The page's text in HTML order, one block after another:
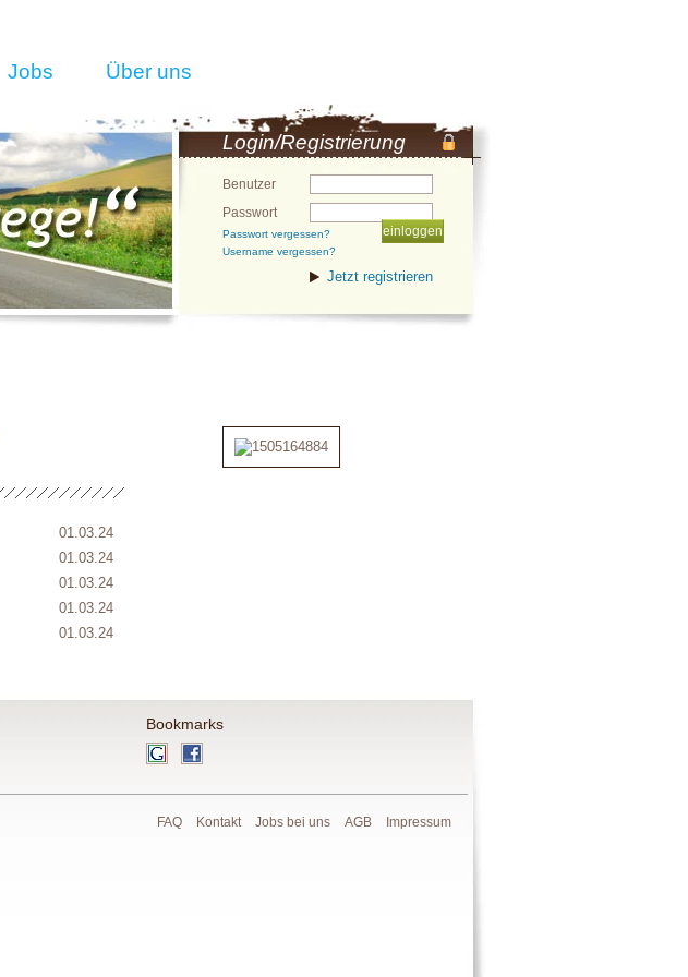
Login/Registrierung
Benutzer
Passwort
Passwort vergessen?
Username vergessen?
Jetzt registrieren
01.03.24
01.03.24
01.03.24
01.03.24
01.03.24
Jobs Über uns
Bookmarks
Impressum
AGB
Jobs bei uns
Kontakt
FAQ